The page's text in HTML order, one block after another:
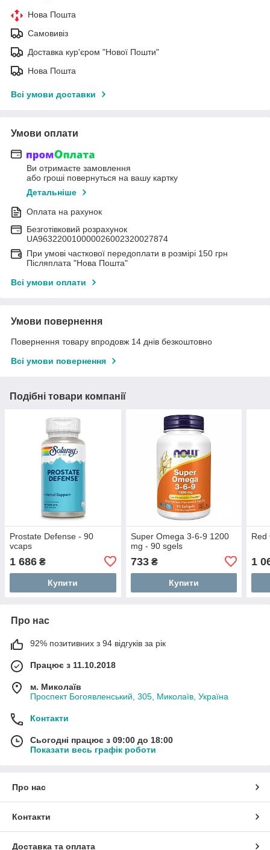
Нова Пошта
Самовивіз
Доставка кур'єром "Нової Пошти"
Нова Пошта
Всі умови доставки
Умови оплати
Ви отримаєте замовлення
або гроші повернуться на вашу картку
Детальніше
Оплата на рахунок
Безготівковий розрахунок
UA963220010000026002320027874
При умові часткової передоплати в розмірі 150 грн
Післяплата "Нова Пошта"
Всі умови оплати
Умови повернення
Повернення товару впродовж 14 днів безкоштовно
Всі умови повернення
Подібні товари компанії
Prostate Defense - 90
vcaps
1 686 ₴
Купити
Super Omega 3-6-9 1200
mg - 90 sgels
733₴
Купити
Red
1
Про нас
92% позитивних з 94 відгуків за рік
Працює з 11.10.2018
м. Миколаїв
Проспект Богоявленський, 305, Миколаїв, Україна
Контакти
Сьогодні працює з 09:00 до 18:00
Показати весь графік роботи
Про нас
Контакти
Доставка та оплата